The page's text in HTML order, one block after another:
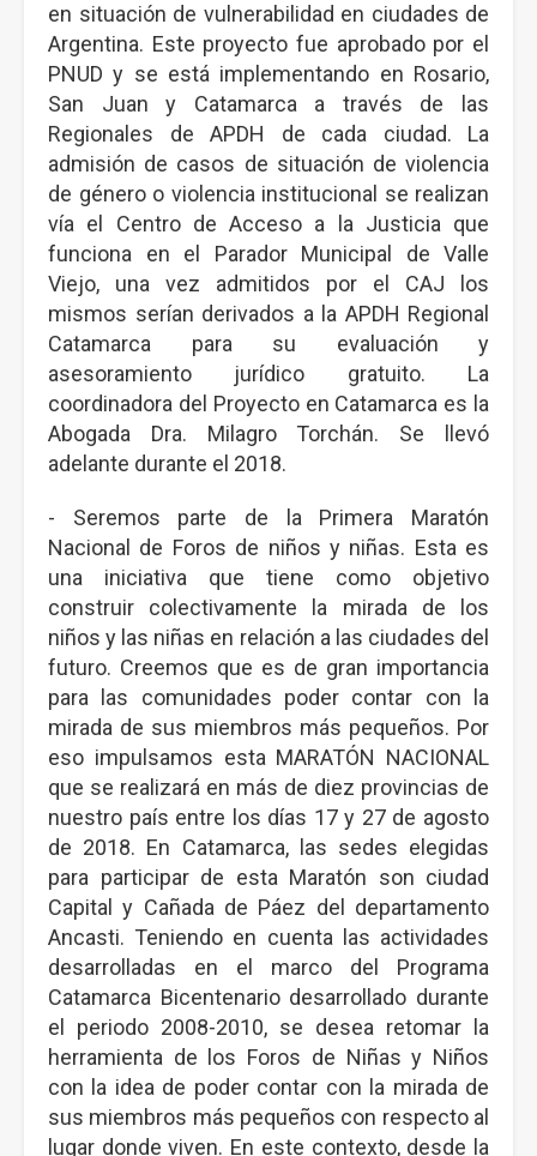
en situación de vulnerabilidad en ciudades de
Argentina. Este proyecto fue aprobado por el
PNUD y se está implementando en Rosario,
San Juan y Catamarca a través de las
Regionales de APDH de cada ciudad. La
admisión de casos de situación de violencia
de género o violencia institucional se realizan
vía el Centro de Acceso a la Justicia que
funciona en el Parador Municipal de Valle
Viejo, una vez admitidos por el CAJ los
mismos serían derivados a la APDH Regional
Catamarca para su evaluación y
asesoramiento jurídico gratuito. La
coordinadora del Proyecto en Catamarca es la
Abogada Dra. Milagro Torchán. Se llevó
adelante durante el 2018.
- Seremos parte de la Primera Maratón
Nacional de Foros de niños y niñas. Esta es
una iniciativa que tiene como objetivo
construir colectivamente la mirada de los
niños y las niñas en relación a las ciudades del
futuro. Creemos que es de gran importancia
para las comunidades poder contar con la
mirada de sus miembros más pequeños. Por
eso impulsamos esta MARATÓN NACIONAL
que se realizará en más de diez provincias de
nuestro país entre los días 17 y 27 de agosto
de 2018. En Catamarca, las sedes elegidas
para participar de esta Maratón son ciudad
Capital y Cañada de Páez del departamento
Ancasti. Teniendo en cuenta las actividades
desarrolladas en el marco del Programa
Catamarca Bicentenario desarrollado durante
el periodo 2008-2010, se desea retomar la
herramienta de los Foros de Niñas y Niños
con la idea de poder contar con la mirada de
sus miembros más pequeños con respecto al
lugar donde viven. En este contexto, desde la